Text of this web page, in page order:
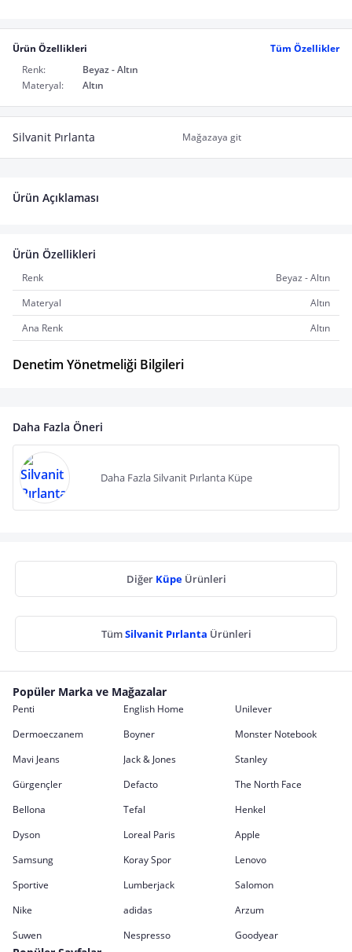
Ürün Özellikleri
Tüm Özellikler
Renk:
Beyaz - Altın
Materyal:
Altın
Silvanit Pırlanta Mağazaya git
Ürün Açıklaması
Ürün Özellikleri
Renk
Beyaz - Altın
Materyal
Altın
Ana Renk
Altın
Denetim Yönetmeliği Bilgileri
Daha Fazla Öneri
Daha Fazla Silvanit Pırlanta Küpe
Diğer Küpe Ürünleri
TümSilvanit Pırlanta Ürünleri
Popüler Marka ve Mağazalar
Penti English Home
Unilever
Dermoeczanem
Boyner
Monster Notebook
Mavi Jeans
Jack & Jones
Stanley
Gürgençler
Defacto
The North Face
Bellona
Tefal
Henkel
Dyson
Loreal Paris
Apple
Samsung
Koray Spor
Lenovo
Sportive
Lumberjack
Salomon
Nike
adidas
Arzum
Suwen
Nespresso Goodyear